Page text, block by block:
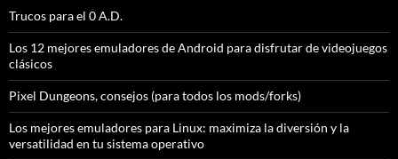
Trucos para el 0 A.D.
Los 12 mejores emuladores de Android para disfrutar de videojuegos
clásicos
Pixel Dungeons, consejos (para todos los mods/forks)
Los mejores emuladores para Linux: maximiza la diversión y la
versatilidad en tu sistema operativo